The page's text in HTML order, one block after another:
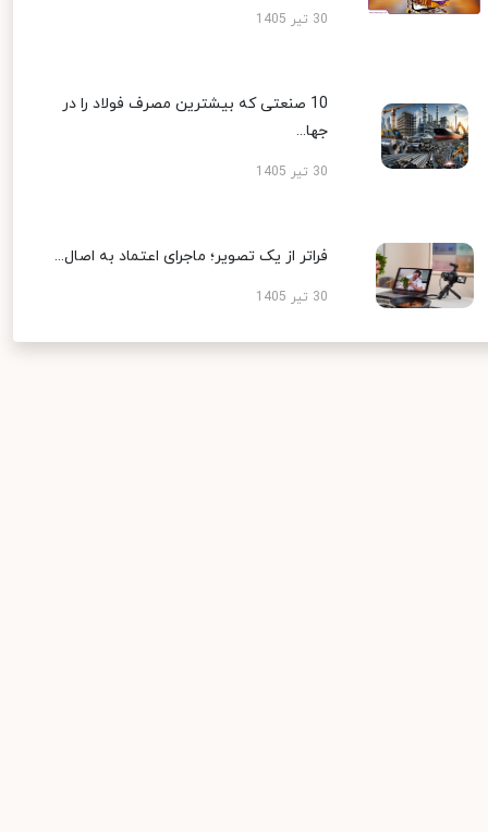
30 تیر 1405
10 صنعتی که بیشترین مصرف فولاد را در
جها...
30 تیر 1405
فراتر از یک تصویر؛ ماجرای اعتماد به اصال...
30 تیر 1405